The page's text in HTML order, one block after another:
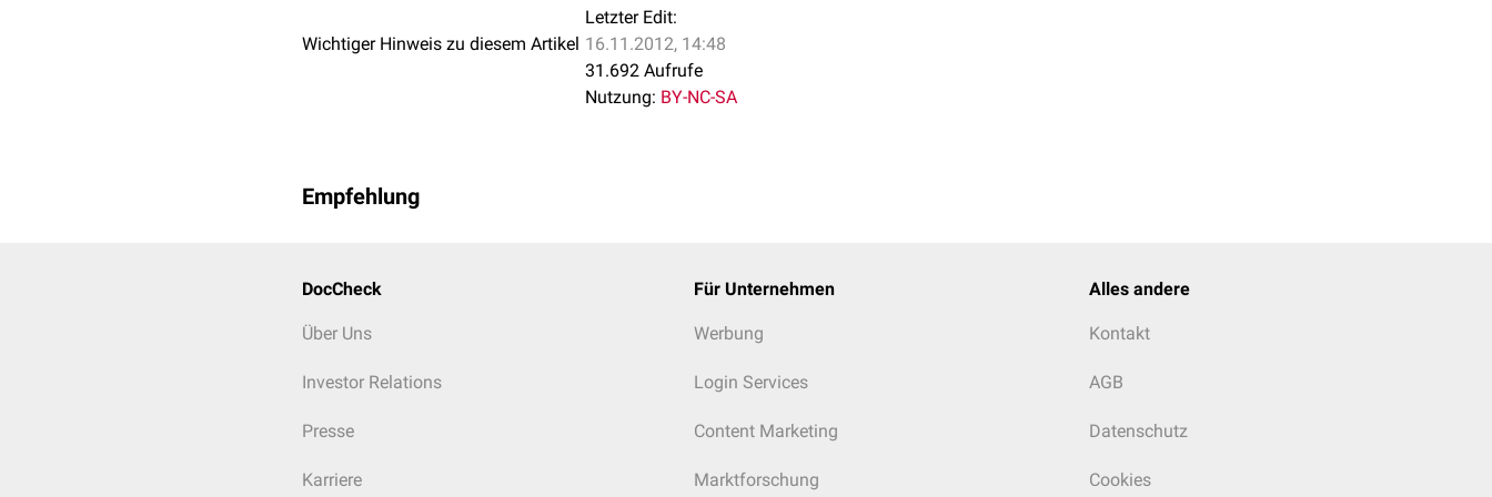
Wichtiger Hinweis zu diesem Artikel
Letzter Edit:
16.11.2012, 14:48
31.692 Aufrufe
Nutzung: BY-NC-SA
Empfehlung
DocCheck
Über Uns
Investor Relations
Presse
Karriere
Für Unternehmen
Werbung
Login Services
Content Marketing
Marktforschung
Alles andere
Kontakt
AGB
Datenschutz
Cookies